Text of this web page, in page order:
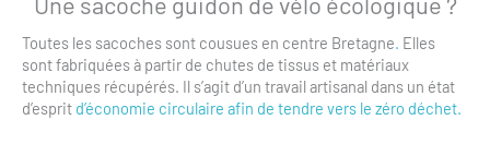
Toutes les sacoches sont cousues en centre Bretagne. Elles
sont fabriquées à partir de chutes de tissus et matériaux
techniques récupérés. Il s’agit d’un travail artisanal dans un état
d’esprit d’économie circulaire afin de tendre vers le zéro déchet.